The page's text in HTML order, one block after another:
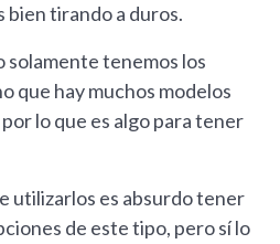
bien tirando a duros.
solamente tenemos los
que hay muchos modelos
lo que es algo para tener
utilizarlos es absurdo tener
de este tipo, pero sí lo